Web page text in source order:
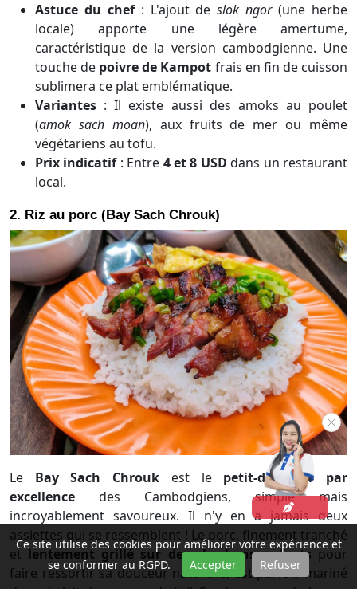
Astuce du chef : L'ajout de slok ngor(une herbe
locale) apporte une légère amertume,
caractéristique de la version cambodgienne. Une
touche de poivre de Kampot frais en fin de cuisson
sublimera ce plat emblématique.
Variantes : Il existe aussi des amoks au poulet
(amok sach moan), aux fruits de mer ou même
végétariens au tofu.
Prix indicatif: Entre 4 et 8 USD dans un restaurant
local.
2. Riz au porc (Bay Sach Chrouk)
Le Bay Sach Chrouk est lepetit-déjeuner par
excellence des Cambodgiens, simple mais
incroyablement savoureux. Il n'y en a jamais deux
assiettes qui se ressemblent ! Le porc, finement tranché
etlentement grillé sur des charbons ardentspour
faire ressortir sa douceur naturelle, est parfois mariné
Ce site utilise des cookies pour améliorer votre expérience et
se conformer au RGPD.
Accepter Refuser